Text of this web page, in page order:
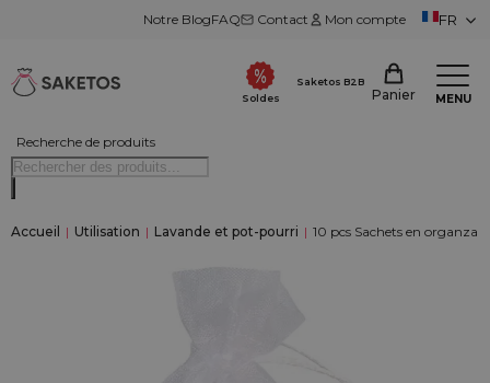
Notre BlogFAQ Contact Mon compte FR
Recherche de produits
Soldes
Saketos B2B
Panier MENU
Accueil | Utilisation | Lavande et pot-pourri | 10 pcs Sachets en organza